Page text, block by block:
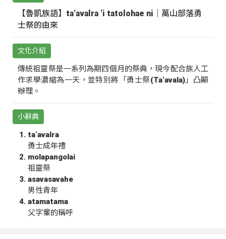
【魯凱族語】ta‘avalra ‘i tatolohae ni｜萬山部落勇
士祭的由來
文化介紹
傳統祖靈祭是一系列為期四個月的祭典，現今配合族人工
作求學濃縮為一天，並特別將「勇士祭(Ta‘avala)」凸顯
辦理。
小辭典
ta‘avalra
勇士成年禮
molapangolai
祖靈祭
asavasavahe
男性青年
atamatama
父字輩的稱呼